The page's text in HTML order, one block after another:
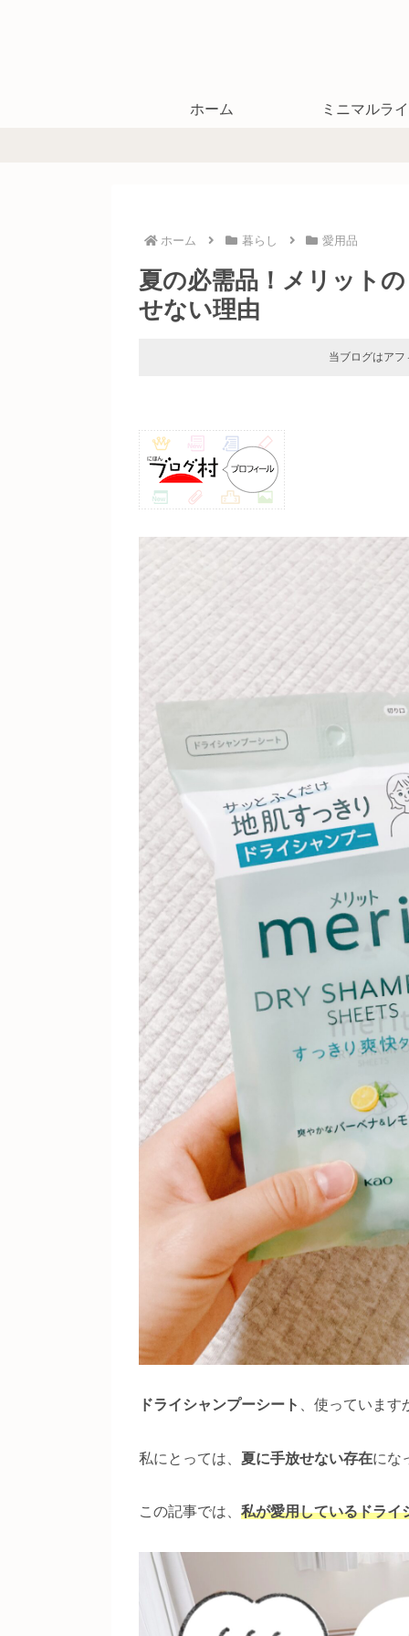
ホーム ミニマルラ
ホーム 暮らし 愛用品
夏の必需品！メリット
せない理由
当ブログはア
ドライシャンプーシート 、使っています
私にとっては、 夏に手放せない存在にな
この記事では、 私が愛用しているドライ